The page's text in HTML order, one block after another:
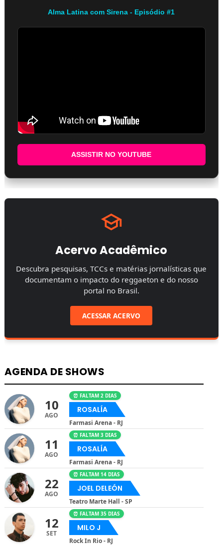
Alma Latina com Sirena - Episódio #1
ASSISTIR NO YOUTUBE
Acervo Acadêmico
Descubra pesquisas, TCCs e matérias jornalísticas que
documentam o impacto do reggaeton e do nosso
portal no Brasil.
ACESSAR ACERVO
AGENDA DE SHOWS
10
AGO
⏰ FALTAM 2 DIAS
ROSALÍA
Farmasi Arena - RJ
11
AGO
⏰ FALTAM 3 DIAS
ROSALÍA
Farmasi Arena - RJ
22
AGO
⏰ FALTAM 14 DIAS
JOEL DELEÓN
Teatro Marte Hall - SP
12
SET
⏰ FALTAM 35 DIAS
MILO J
Rock In Rio - RJ